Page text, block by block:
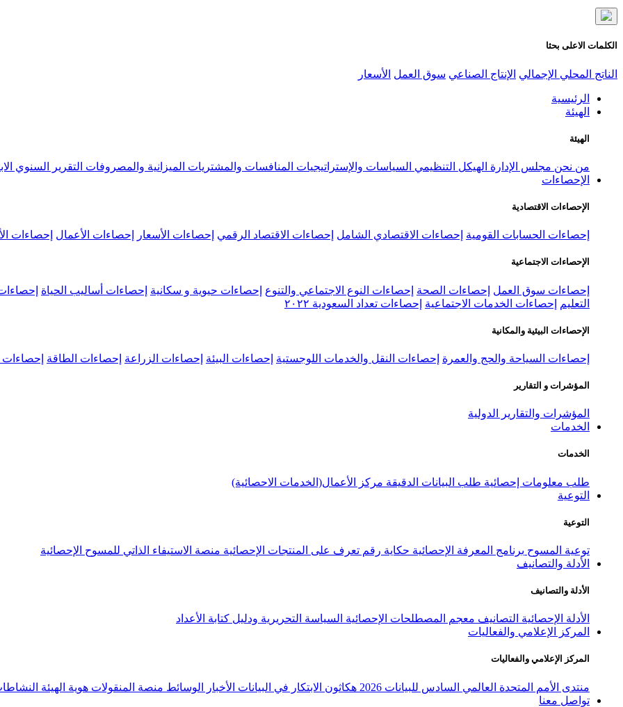
الكلمات الاعلى بحثا
الناتج المحلي الإجمالي الإنتاج الصناعي سوق العمل الأسعار
الرئيسية
الهيئة
الهيئة
من نحن مجلس الإدارة الهيكل التنظيمي السياسات والإستراتيجيات المنافسات والمشتريات الميزانية والمصروفات التقرير السنوي
الإحصاءات
الإحصاءات الاقتصادية
إحصاءات الحسابات القومية إحصاءات الاقتصادي الشامل إحصاءات الاقتصاد الرقمي إحصاءات الأسعار إحصاءات الأعمال إحصاءات
الإحصاءات الاجتماعية
إحصاءات سوق العمل إحصاءات الصحة إحصاءات النوع الاجتماعي والتنوع إحصاءات حيوية و سكانية إحصاءات أساليب الحياة
التعليم
إحصاءات الخدمات الاجتماعية إحصاءات تعداد السعودية ٢٠٢٢
الإحصاءات البيئية والمكانية
إحصاءات السياحة والحج والعمرة إحصاءات النقل والخدمات اللوجستية إحصاءات البيئة إحصاءات الزراعة إحصاءات الطاقة إحصاءات
المؤشرات و التقارير
المؤشرات والتقارير الدولية
الخدمات
الخدمات
طلب معلومات إحصائية طلب البيانات الدقيقة مركز الأعمال(الخدمات الاحصائية)
التوعية
التوعية
توعية المسوح برنامج المعرفة الإحصائية حكاية رقم تعرف على المنتجات الإحصائية منصة الاستيفاء الذاتي للمسوح الإحصائية
الأدلة والتصانيف
الأدلة والتصانيف
الأدلة الإحصائية التصانيف معجم المصطلحات الإحصائية السياسة التحريرية ودليل كتابة الأعداد
المركز الإعلامي والفعاليات
المركز الإعلامي والفعاليات
منتدى الأمم المتحدة العالمي السادس للبيانات 2026 هكاثون الابتكار في البيانات الأخبار الوسائط منصة المنقولات هوية الهيئة
تواصل معنا